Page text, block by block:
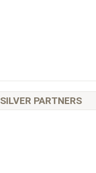
SILVER PARTNERS